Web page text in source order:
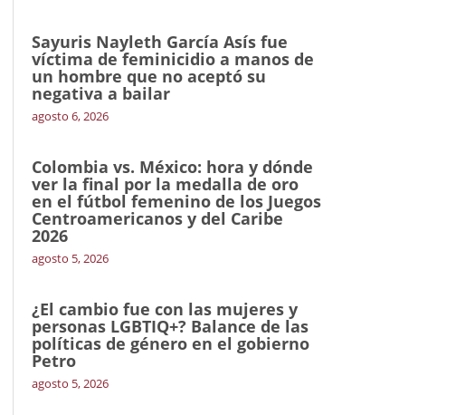
Sayuris Nayleth García Asís fue
víctima de feminicidio a manos de
un hombre que no aceptó su
negativa a bailar
agosto 6, 2026
Colombia vs. México: hora y dónde
ver la final por la medalla de oro
en el fútbol femenino de los Juegos
Centroamericanos y del Caribe
2026
agosto 5, 2026
¿El cambio fue con las mujeres y
personas LGBTIQ+? Balance de las
políticas de género en el gobierno
Petro
agosto 5, 2026